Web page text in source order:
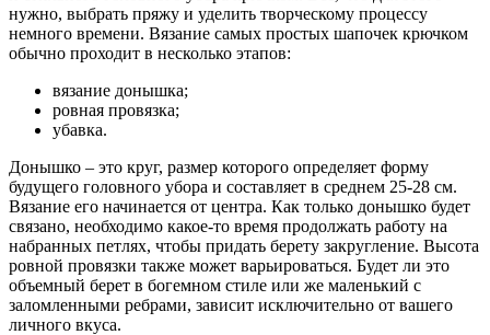
нужно, выбрать пряжу и уделить творческому процессу
немного времени. Вязание самых простых шапочек крючком
обычно проходит в несколько этапов:
вязание донышка;
ровная провязка;
убавка.
Донышко – это круг, размер которого определяет форму
будущего головного убора и составляет в среднем 25-28 см.
Вязание его начинается от центра. Как только донышко будет
связано, необходимо какое-то время продолжать работу на
набранных петлях, чтобы придать берету закругление. Высота
ровной провязки также может варьироваться. Будет ли это
объемный берет в богемном стиле или же маленький с
заломленными ребрами, зависит исключительно от вашего
личного вкуса.